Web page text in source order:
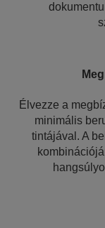
Élvezze a
minimális
tintájával. A